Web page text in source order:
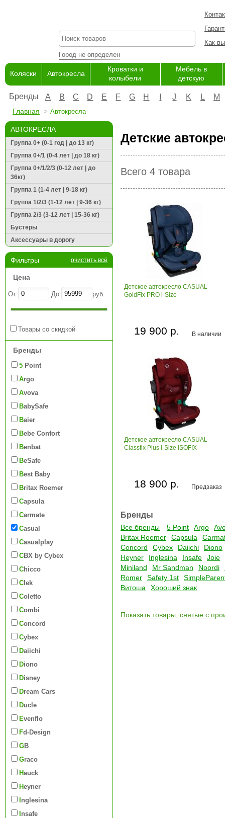
Город не определен
Как
Коляски Автокресла
Кроватки и
колыбели
Мебель в
детскую
Бренды A B C D E F G H J K L M
Главная Автокресла
АВТОКРЕСЛА
Группа 0+ (0-1 год | до 13 кг)
Группа 0+/1 (0-4 лет | до 18 кг)
Группа 0+/1/2/3 (0-12 лет | до
36кг)
Группа 1 (1-4 лет | 9-18 кг)
Группа 1/2/3 (1-12 лет | 9-36 кг)
Группа 2/3 (3-12 лет | 15-36 кг)
Бустеры
Аксессуары в дорогу
Фильтры очистить всё
Цена
От До руб.
Товары со скидкой
Бренды
5 Point
Argo
Avova
BabySafe
Baier
Bebe Confort
Benbat
BeSafe
Best Baby
Britax Roemer
Capsula
Carmate
Casual
Casualplay
CBX by Cybex
Chicco
Clek
Coletto
Combi
Concord
Cybex
Daiichi
Diono
Disney
Dream Cars
Ducle
Evenflo
Fd-Design
GB
Graco
Hauck
Heyner
Inglesina
Insafe
Детские
Всего 4 товара
Детское автокресло CASUAL
GoldFix PRO i-Size
В наличии
19 900 р.
Детское автокресло CASUAL
Classfix Plus i-Size ISOFIX
Предзаказ
18 900 р.
Бренды
Все бренды 5 Point Argo
Britax Roemer
Capsula
Concord
Cybex Daiichi
Diono
Heyner
Inglesina Insafe
Joie
Miniland
Mr Sandman Noordi
Romer
Safety 1st
Витоша
Хороший знак
Показать товары, снятые с